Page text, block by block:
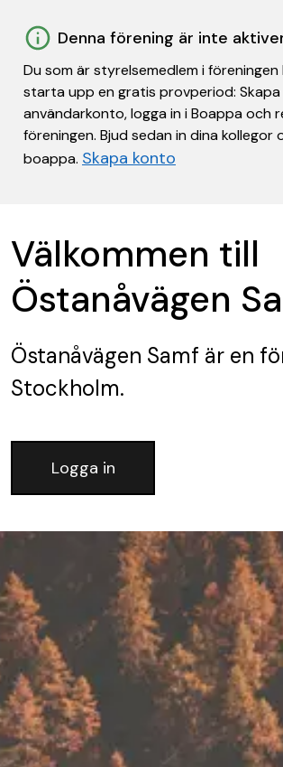
Denna förening är inte
Du som är styrelsemedlem i föreningen
starta upp en gratis provperiod:
användarkonto, logga in i Boappa och
föreningen. Bjud sedan in dina kollegor
boappa. Skapa konto
Välkommen till
Östanåvägen
Östanåvägen Samf är en
Stockholm.
Logga in